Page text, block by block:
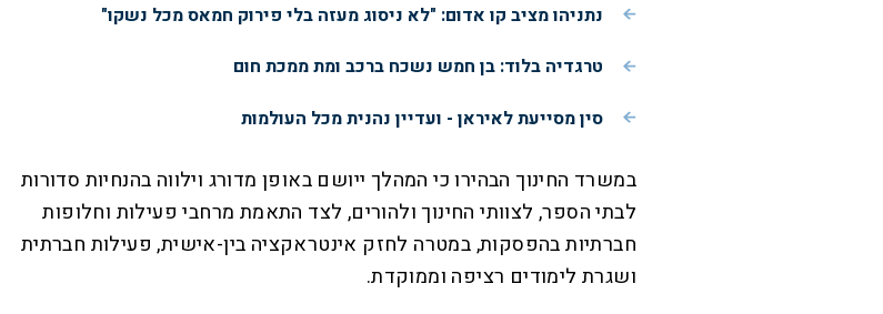
נתניהו מציב קו אדום: "לא ניסוג מעזה בלי פירוק חמאס מכל נשקו"
טרגדיה בלוד: בן חמש נשכח ברכב ומת ממכת חום
סין מסייעת לאיראן - ועדיין נהנית מכל העולמות
במשרד החינוך הבהירו כי המהלך ייושם באופן מדורג וילווה בהנחיות סדורות
לבתי הספר, לצוותי החינוך ולהורים, לצד התאמת מרחבי פעילות וחלופות
חברתיות בהפסקות, במטרה לחזק אינטראקציה בין-אישית, פעילות חברתית
ושגרת לימודים רציפה וממוקדת.